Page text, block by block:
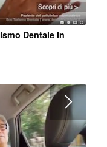
Dentale in